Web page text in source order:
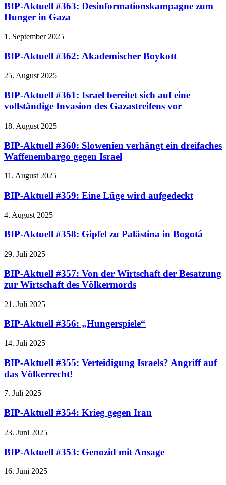
BIP-Aktuell #363: Desinformationskampagne zum
Hunger in Gaza
1. September 2025
BIP-Aktuell #362: Akademischer Boykott
25. August 2025
BIP-Aktuell #361: Israel bereitet sich auf eine
vollständige Invasion des Gazastreifens vor
18. August 2025
BIP-Aktuell #360: Slowenien verhängt ein dreifaches
Waffenembargo gegen Israel
11. August 2025
BIP-Aktuell #359: Eine Lüge wird aufgedeckt
4. August 2025
BIP-Aktuell #358: Gipfel zu Palästina in Bogotá
29. Juli 2025
BIP-Aktuell #357: Von der Wirtschaft der Besatzung
zur Wirtschaft des Völkermords
21. Juli 2025
BIP-Aktuell #356: „Hungerspiele“
14. Juli 2025
BIP-Aktuell #355: Verteidigung Israels? Angriff auf
das Völkerrecht!
7. Juli 2025
BIP-Aktuell #354: Krieg gegen Iran
23. Juni 2025
BIP-Aktuell #353: Genozid mit Ansage
16. Juni 2025